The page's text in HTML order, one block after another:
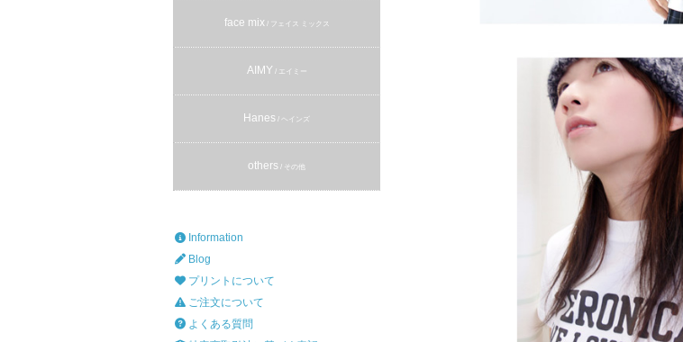
face mix/ フェイス ミックス
AIMY / エイミー
Hanes / ヘインズ
others / その他
Information
Blog
プリントについて
ご注文について
よくある質問